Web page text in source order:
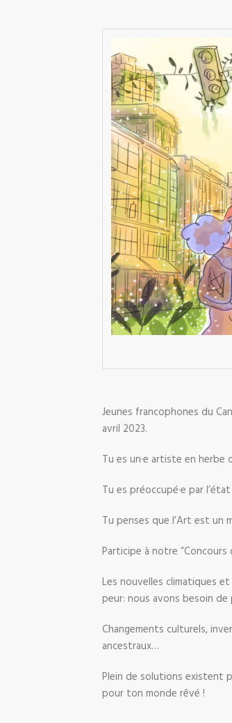
Jeunes francophones du
avril 2023.
Tu es un·e artiste en herbe
Tu es préoccupé·e par
Tu penses que l’Art est un
Participe à notre
Les nouvelles climatiques
peur: nous avons besoin
Changements culturels,
ancestraux…
Plein de solutions existent
pour ton monde rêvé !